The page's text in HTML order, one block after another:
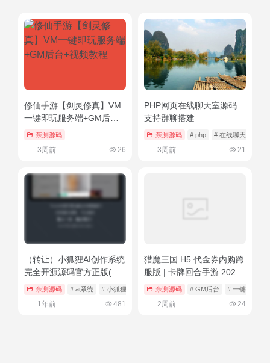
修仙手游【剑灵修真】VM
一键即玩服务端+GM后台
+视频教程
亲测源码
3周前 26
PHP网页在线聊天室源码
支持群聊搭建
亲测源码 # php # 在线聊天室
3周前 21
（转让）小狐狸AI创作系统
完全开源源码官方正版(支
持AI聊天、AI绘图、AI视
亲测源码 # ai系统 # 小狐狸
1年前 481
猎魔三国 H5 代金券内购跨
服版 | 卡牌回合手游 2026
一键镜像端 Linux 服务端带
亲测源码 # GM后台 # 一键端
2周前 24